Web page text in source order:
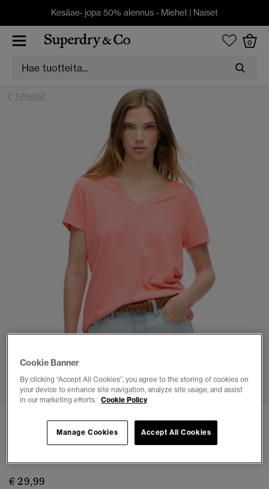
Kesäae- jopa 50% alennus - Miehet | Naiset
0
T-PAIDAT
3 HINTAAN 55,00 €
Brodeerattu V-kaula-aukollinen Slub-t-paita
(3)
€ 29,99
Cookie Banner
By clicking “Accept All Cookies”, you agree to the storing of cookies on
your device to enhance site navigation, analyze site usage, and assist
in our marketing efforts. Cookie Policy
Accept All Cookies
Manage Cookies